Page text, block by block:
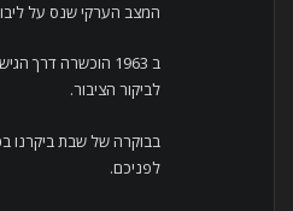
המצב הערקי שנס על
ב 1963 הוכשרה
לביקור הציבור.
בבוקרה של שבת ביקרנו
לפניכם.